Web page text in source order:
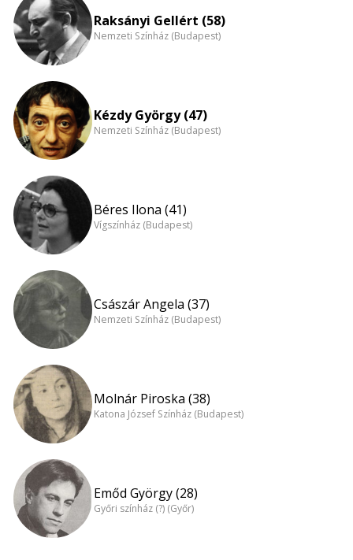
Raksányi Gellért (58)
Nemzeti Színház (Budapest)
Kézdy György (47)
Nemzeti Színház (Budapest)
Béres Ilona (41)
Vígszínház (Budapest)
Császár Angela (37)
Nemzeti Színház (Budapest)
Molnár Piroska (38)
Katona József Színház (Budapest)
Emőd György (28)
Győri színház (?) (Győr)